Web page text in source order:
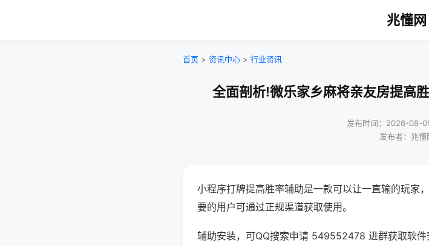
兆懂网
首页 > 资讯中心 > 行业资讯
全面剖析!微乐家乡麻将亲友房提高
发布时间：2026-08-
发布者：兆懂
小程序打牌提高胜率辅助是一款可以让一直输的玩家
要的用户可通过正规渠道获取使用。
辅助安装，可QQ搜索申请 549552478 进群获取软件